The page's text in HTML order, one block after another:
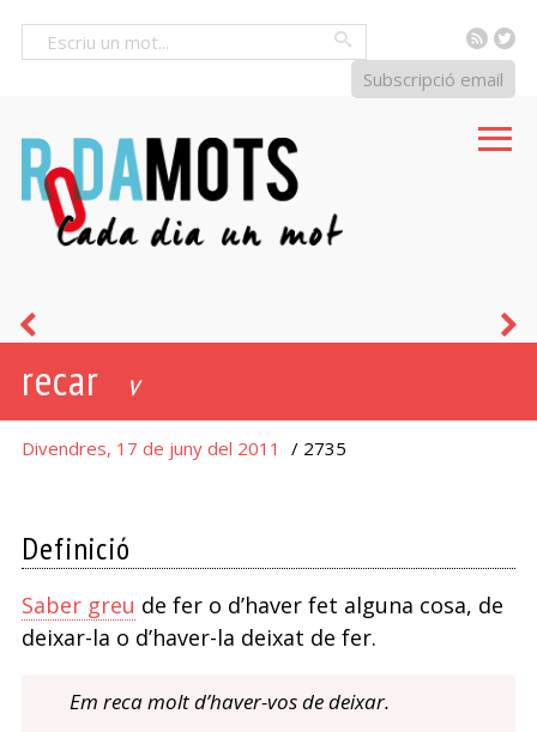
RSS
Subscripció email
recar v
Divendres, 17 de juny del 2011 / 2735
Definició
Saber greu de fer o d’haver fet alguna cosa, de
deixar-la o d’haver-la deixat de fer.
Em reca molt d’haver-vos de deixar.
arter
-
a